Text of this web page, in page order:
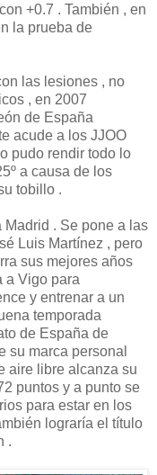
+0.7 . También , en
la prueba de
las lesiones , no
, en 2007
de España
acude a los JJOO
pudo rendir todo lo
a causa de los
tobillo .
Madrid . Se pone a las
Luis Martínez , pero
sus mejores años
a Vigo para
y entrenar a un
temporada
de España de
su marca personal
aire libre alcanza su
puntos y a punto se
para estar en los
lograría el título
.